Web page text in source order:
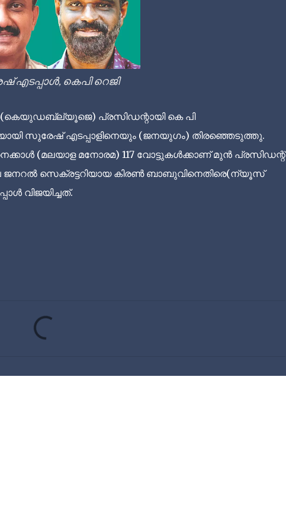
എടപ്പാൾ, കെപി റെജി
പ്രസിഡന്റായി കെ പി
സുരേഷ് എടപ്പാളിനെയും (ജനയുഗം) തിരഞ്ഞെടുത്തു.
(മലയാള മനോരമ) 117 വോട്ടുകള്‍ക്കാണ് മുന്‍ പ്രസിഡന്റ്
ജനറല്‍ സെക്രട്ടറിയായ കിരണ്‍ ബാബുവിനെതിരെ(ന്യൂസ്
വിജയിച്ചത്.